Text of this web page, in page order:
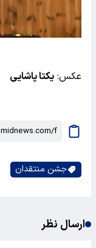
عکس: یکتا پاشایی
جشن منتقدان
ارسال نظر